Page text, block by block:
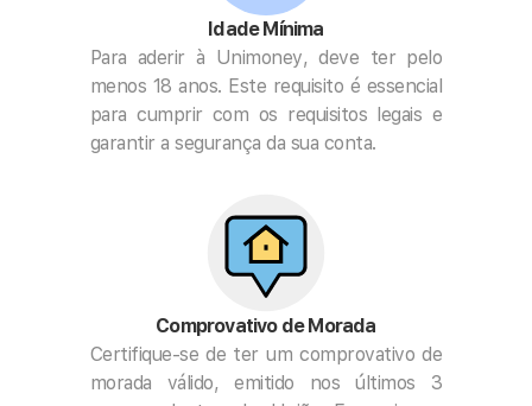
Idade Mínima
Para aderir à Unimoney, deve ter pelo
menos 18 anos. Este requisito é essencial
para cumprir com os requisitos legais e
garantir a segurança da sua conta.
Comprovativo de Morada
Certifique-se de ter um comprovativo de
morada válido, emitido nos últimos 3